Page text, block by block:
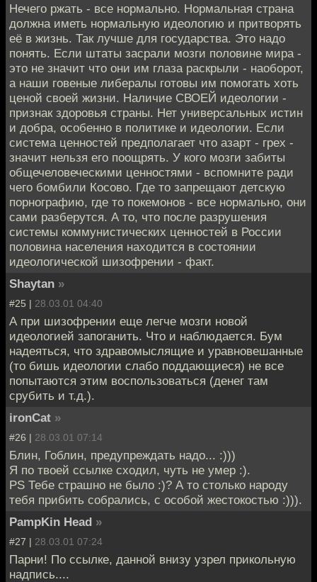
Нечего ржать - все нормально. Нормальная страна
должна иметь нормальную идеологию и притворять
её в жизнь. Так лучше для государства. Это надо
понять. Если штаты засрали мозги половине мира -
это не значит что они им глаза раскрыли - наоборот,
а наши говеные либералы готовы им помогать хоть
ценой своей жизни. Наличие СВОЕЙ идеологии -
признак здоровья страны. Нет универсальных истин
и добра, особенно в политике и идеологии. Если
система ценностей предполагает что азарт - грех -
значит нельзя его поощрять. У кого мозги забиты
общечеловеческими ценностями - вспомните ради
чего бомбили Косово. Где то запрещают детскую
порнографию, где то покемонов - все нормально, они
сами разберутся. А то, что после разрушения
системы коммунистических ценностей в России
половина населения находится в состоянии
идеологической шизофрении - факт.
Shaytan »
#25 | 28.03.01 04:40
А при шизофрении еще легче мозги новой
идеологией запоганить. Что и наблюдается. Бум
надеяться, что здравомыслящие и уравновешанные
(то бишь идеологии слабо поддающиеся) не все
попытаются этим воспользоваться (денег там
срубить и т.д.).
ironCat »
#26 | 28.03.01 07:14
Блин, Гоблин, предупреждать надо... :)))
Я по твоей ссылке сходил, чуть не умер :).
PS Тебе страшно не было :)? А то столько народу
тебя прибить собрались, с особой жестокостью :))).
PampKin Head »
#27 | 28.03.01 07:24
Парни! По ссылке, данной внизу узрел прикольную
надпись....